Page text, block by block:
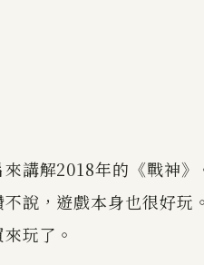
講解2018年的《戰神
說，遊戲本身也很好玩
玩了。